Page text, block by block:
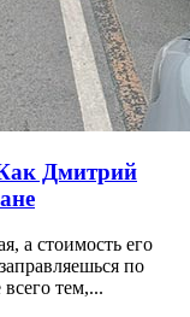
Дмитрий
а стоимость его
по
тем,...